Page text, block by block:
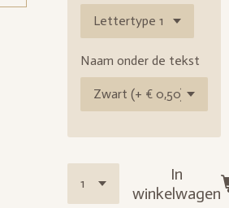
Naam onder de tekst
In
winkelwagen